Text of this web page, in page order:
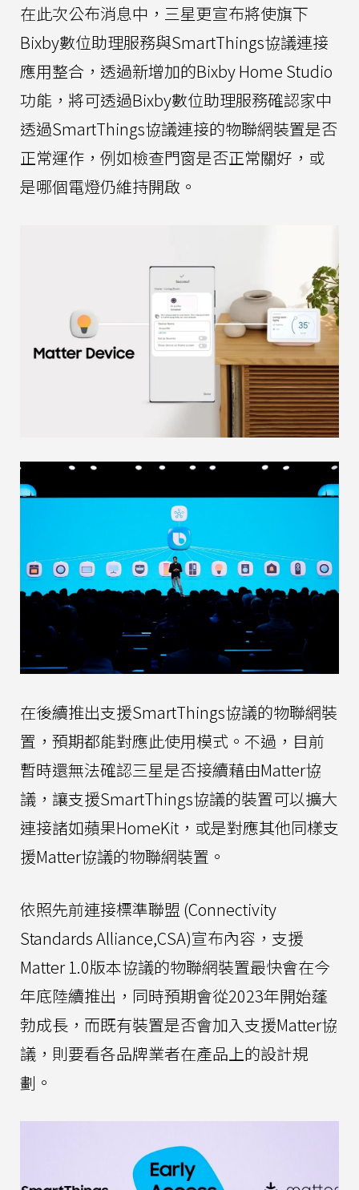
在此次公布消息中，三星更宣布將使旗下
Bixby數位助理服務與SmartThings協議連接
應用整合，透過新增加的Bixby Home Studio
功能，將可透過Bixby數位助理服務確認家中
透過SmartThings協議連接的物聯網裝置是否
正常運作，例如檢查門窗是否正常關好，或
是哪個電燈仍維持開啟。
在後續推出支援SmartThings協議的物聯網裝
置，預期都能對應此使用模式。不過，目前
暫時還無法確認三星是否接續藉由Matter協
議，讓支援SmartThings協議的裝置可以擴大
連接諸如蘋果HomeKit，或是對應其他同樣支
援Matter協議的物聯網裝置。
依照先前連接標準聯盟 (Connectivity
Standards Alliance,CSA)宣布內容，支援
Matter 1.0版本協議的物聯網裝置最快會在今
年底陸續推出，同時預期會從2023年開始蓬
勃成長，而既有裝置是否會加入支援Matter協
議，則要看各品牌業者在產品上的設計規
劃。